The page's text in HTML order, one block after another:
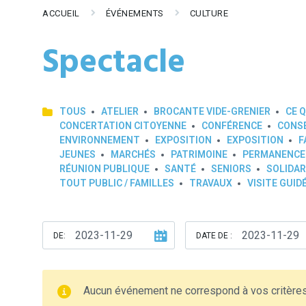
ACCUEIL ÉVÉNEMENTS CULTURE
Spectacle
TOUS ATELIER BROCANTE VIDE-GRENIER CE
CONCERTATION CITOYENNE
CONFÉRENCE
ENVIRONNEMENT
EXPOSITION EXPOSITION
JEUNES
MARCHÉS PATRIMOINE
RÉUNION PUBLIQUE
SANTÉ SENIORS
TOUT PUBLIC / FAMILLES
TRAVAUX VISITE
DE: DATE DE :
Aucun événement ne correspond à vos